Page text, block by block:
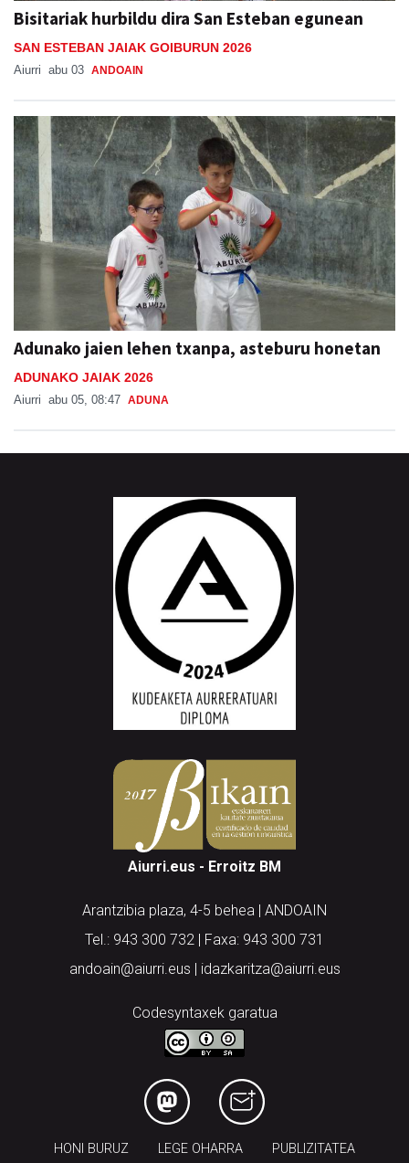
Bisitariak hurbildu dira San Esteban egunean
SAN ESTEBAN JAIAK GOIBURUN 2026
Aiurri abu 03 ANDOAIN
Adunako jaien lehen txanpa, asteburu honetan
ADUNAKO JAIAK 2026
Aiurri abu 05, 08:47 ADUNA
Aiurri.eus - Erroitz BM
Arantzibia plaza, 4-5 behea | ANDOAIN
Tel.: 943 300 732 | Faxa: 943 300 731
andoain@aiurri.eus | idazkaritza@aiurri.eus
Codesyntaxek garatua
HONI BURUZ LEGE OHARRA PUBLIZITATEA